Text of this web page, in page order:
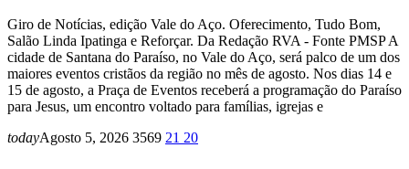
Giro de Notícias, edição Vale do Aço. Oferecimento, Tudo Bom,
Salão Linda Ipatinga e Reforçar. Da Redação RVA - Fonte PMSP A
cidade de Santana do Paraíso, no Vale do Aço, será palco de um dos
maiores eventos cristãos da região no mês de agosto. Nos dias 14 e
15 de agosto, a Praça de Eventos receberá a programação do Paraíso
para Jesus, um encontro voltado para famílias, igrejas e
todayAgosto 5, 2026 3569 21 20